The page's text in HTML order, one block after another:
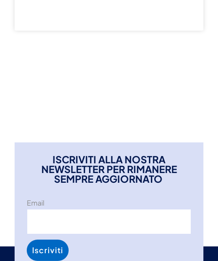
ISCRIVITI ALLA NOSTRA
NEWSLETTER PER RIMANERE
SEMPRE AGGIORNATO
Email